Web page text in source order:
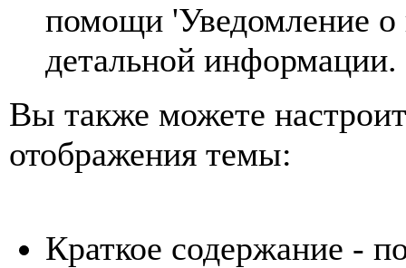
помощи 'Уведомление о
детальной информации.
Вы также можете
отображения темы:
Краткое содержание -